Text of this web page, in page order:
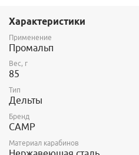
типы соединений.
Размер: 73 х 56 мм
Характеристики
Применение
Промальп
Вес, г
85
Тип
Дельты
Бренд
CAMP
Материал карабинов